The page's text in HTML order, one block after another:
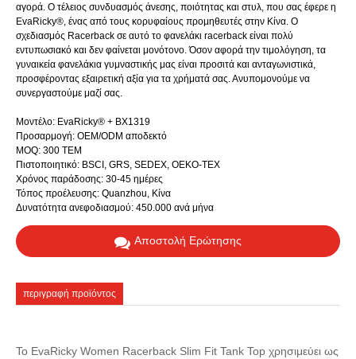
αγορά. Ο τέλειος συνδυασμός άνεσης, ποιότητας και στυλ, που σας έφερε η
EvaRicky®, ένας από τους κορυφαίους προμηθευτές στην Κίνα. Ο
σχεδιασμός Racerback σε αυτό το φανελάκι racerback είναι πολύ
εντυπωσιακό και δεν φαίνεται μονότονο. Όσον αφορά την τιμολόγηση, τα
γυναικεία φανελάκια γυμναστικής μας είναι προσιτά και ανταγωνιστικά,
προσφέροντας εξαιρετική αξία για τα χρήματά σας. Ανυπομονούμε να
συνεργαστούμε μαζί σας.
Μοντέλο: EvaRicky® + BX1319
Προσαρμογή: OEM/ODM αποδεκτό
MOQ: 300 ΤΕΜ
Πιστοποιητικό: BSCI, GRS, SEDEX, OEKO-TEX
Χρόνος παράδοσης: 30-45 ημέρες
Τόπος προέλευσης: Quanzhou, Κίνα
Δυνατότητα ανεφοδιασμού: 450.000 ανά μήνα
Αποστολή Ερώτησης
περιγραφή προϊόντος
Το EvaRicky Women Racerback Slim Fit Tank Top χρησιμεύει ως